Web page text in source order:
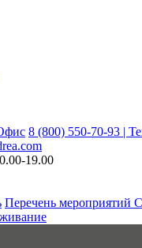
8 (800) 550-70-93 |
19.00
Перечень мероприятий